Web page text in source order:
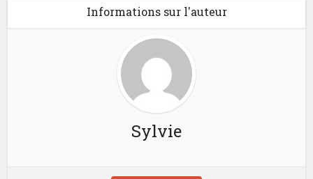
Informations sur l'auteur
Sylvie